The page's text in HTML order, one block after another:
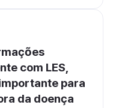
com LES,
para
da doença